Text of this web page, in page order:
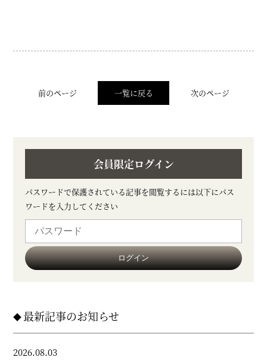
前のページ 一覧に戻る 次のページ
会員限定ログイン
パスワードで保護されている記事を閲覧するには以下にパス
ワードを入力してください
最新記事のお知らせ
2026.08.03